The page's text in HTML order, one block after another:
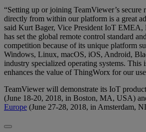
“Setting up or joining TeamViewer’s secure
directly from within our platform is a great
said Kurt Bager, Vice President IoT EMEA,
has set the global remote control standard
competition because of its unique platform
Windows, Linux, macOS, iOS, Android,
industry specialized operating systems. This
enhances the value of ThingWorx for our
TeamViewer will demonstrate its IoT
(June 18-20, 2018, in Boston, MA, USA)
Europe (June 27-28, 2018, in Amsterdam,